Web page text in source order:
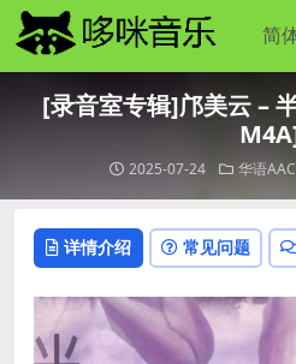
[录音室专辑]邝美云 –
2025-07-24 华语
详情介绍 常见问题